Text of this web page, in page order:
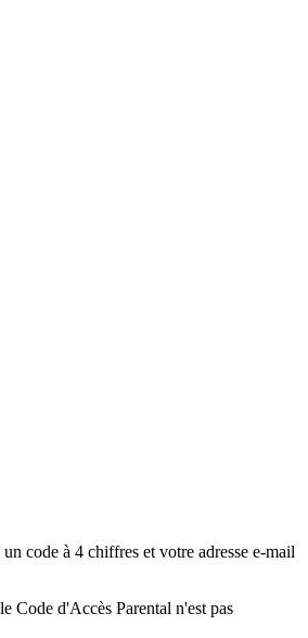
un code à 4 chiffres et votre adresse e-mail
Code d'Accès Parental n'est pas